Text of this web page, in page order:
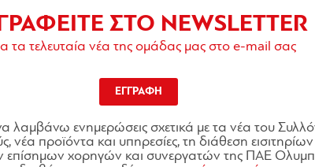
ΣΤΟ NEWSLETTER
τα τελευταία νέα της ομάδας μας στο e-mail σας
ΕΓΓΡΑΦΗ
λαμβάνω ενημερώσεις σχετικά με τα νέα του
νέα προϊόντα και υπηρεσίες, τη διάθεση εισιτηρίων
χορηγών και συνεργατών της ΠΑΕ